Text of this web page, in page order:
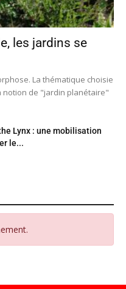
les jardins se
La thématique choisie
notion de "jardin planétaire"
Lynx : une mobilisation
le...